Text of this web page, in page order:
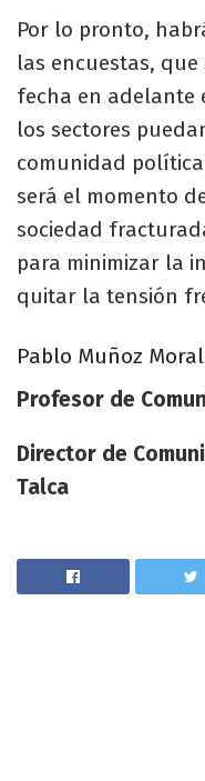
Por lo pronto,
las encuestas, que
fecha en adelante
los sectores
comunidad
será el momento
sociedad
para minimizar la
quitar la tensión
Pablo Muñoz
Profesor de
Director de
Talca